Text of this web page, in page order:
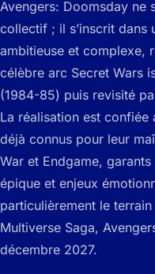
Avengers: Doomsday ne
collectif ; il s’inscrit dans
ambitieuse et complexe,
célèbre arc Secret Wars
(1984-85) puis revisité
La réalisation est confiée
déjà connus pour leur
War et Endgame,
épique et enjeux
particulièrement le
Multiverse Saga,
décembre 2027.